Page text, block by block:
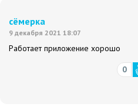
сёмерка
9 декабря 2021 18:07
Работает приложение хорошо
0